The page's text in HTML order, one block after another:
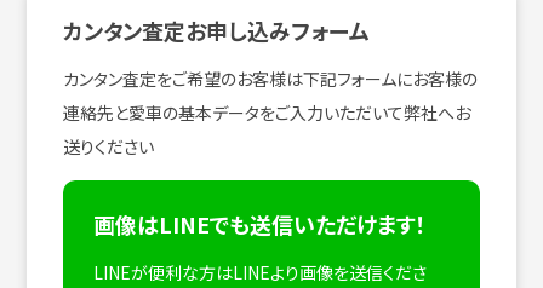
カンタン査定お申し込みフォーム
カンタン査定をご希望のお客様は下記フォームにお客様の
連絡先と愛車の基本データをご入力いただいて弊社へお
送りください
画像はLINEでも送信いただけます！
LINEが便利な方はLINEより画像を送信くださ